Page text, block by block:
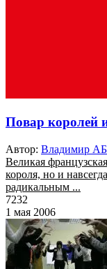
Повар королей
Автор: Владимир
Великая
короля, но и
радикальным ...
7232
1 мая 2006